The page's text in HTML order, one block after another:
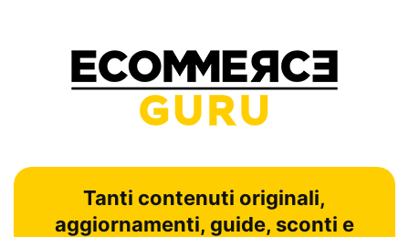
Tanti contenuti originali,
aggiornamenti, guide, sconti e